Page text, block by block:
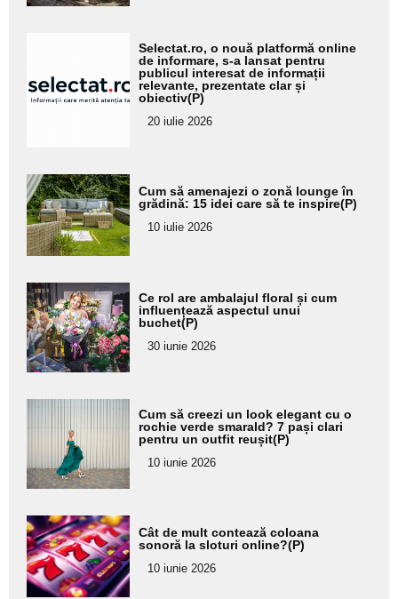
pentru
subtitlu
Selectat.ro, o nouă platformă online
de informare, s-a lansat pentru
publicul interesat de informații
relevante, prezentate clar și
obiectiv(P)
20 iulie 2026
Adaugă
aici textul
pentru
subtitlu
Cum să amenajezi o zonă lounge în
grădină: 15 idei care să te inspire(P)
10 iulie 2026
Adaugă
aici textul
pentru
subtitlu
Ce rol are ambalajul floral și cum
influențează aspectul unui
buchet(P)
30 iunie 2026
Adaugă
aici textul
pentru
subtitlu
Cum să creezi un look elegant cu o
rochie verde smarald? 7 pași clari
pentru un outfit reușit(P)
10 iunie 2026
Adaugă
aici textul
pentru
subtitlu
Cât de mult contează coloana
sonoră la sloturi online?(P)
10 iunie 2026